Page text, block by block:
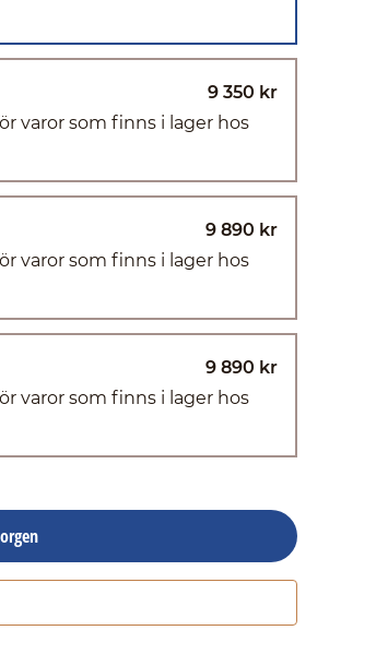
9 350 kr
varor som finns i lager hos
9 890 kr
varor som finns i lager hos
9 890 kr
varor som finns i lager hos